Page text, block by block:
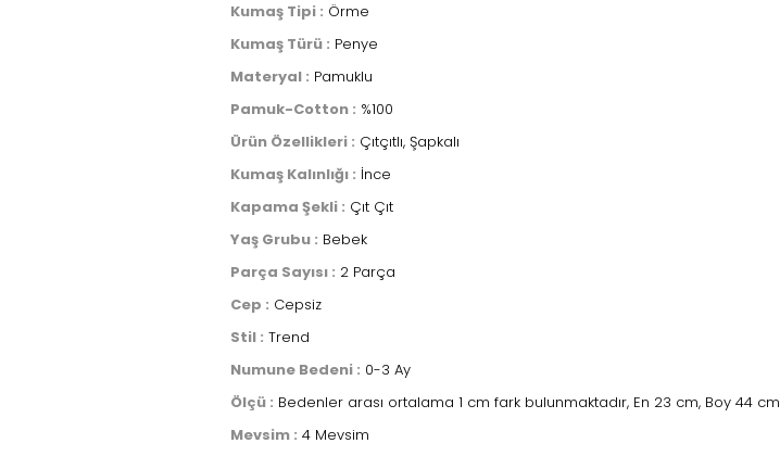
Kumaş Tipi : Örme
Kumaş Türü : Penye
Materyal : Pamuklu
Pamuk-Cotton : %100
Ürün Özellikleri : Çıtçıtlı, Şapkalı
Kumaş Kalınlığı : İnce
Kapama Şekli : Çıt Çıt
Yaş Grubu : Bebek
Parça Sayısı : 2 Parça
Cep : Cepsiz
Stil : Trend
Numune Bedeni : 0-3 Ay
Ölçü : Bedenler arası ortalama 1 cm fark bulunmaktadır, En 23 cm, Boy 44 cm
Mevsim : 4 Mevsim